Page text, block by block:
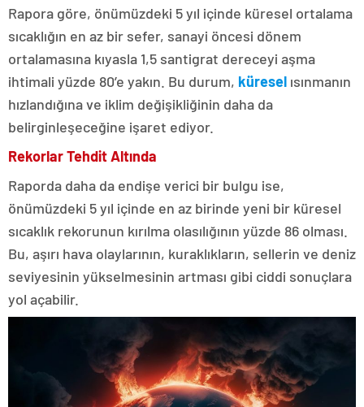
Rapora göre, önümüzdeki 5 yıl içinde küresel ortalama
sıcaklığın en az bir sefer, sanayi öncesi dönem
ortalamasına kıyasla 1,5 santigrat dereceyi aşma
ihtimali yüzde 80’e yakın. Bu durum, küresel ısınmanın
hızlandığına ve iklim değişikliğinin daha da
belirginleşeceğine işaret ediyor.
Rekorlar Tehdit Altında
Raporda daha da endişe verici bir bulgu ise,
önümüzdeki 5 yıl içinde en az birinde yeni bir küresel
sıcaklık rekorunun kırılma olasılığının yüzde 86 olması.
Bu, aşırı hava olaylarının, kuraklıkların, sellerin ve deniz
seviyesinin yükselmesinin artması gibi ciddi sonuçlara
yol açabilir.